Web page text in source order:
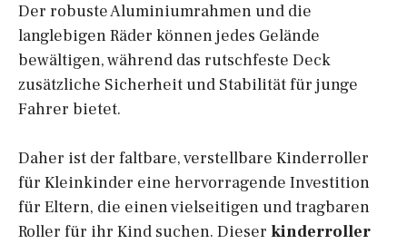
Der robuste Aluminiumrahmen und die
langlebigen Räder können jedes Gelände
bewältigen, während das rutschfeste Deck
zusätzliche Sicherheit und Stabilität für junge
Fahrer bietet.
Daher ist der faltbare, verstellbare Kinderroller
für Kleinkinder eine hervorragende Investition
für Eltern, die einen vielseitigen und tragbaren
Roller für ihr Kind suchen. Dieser kinderroller